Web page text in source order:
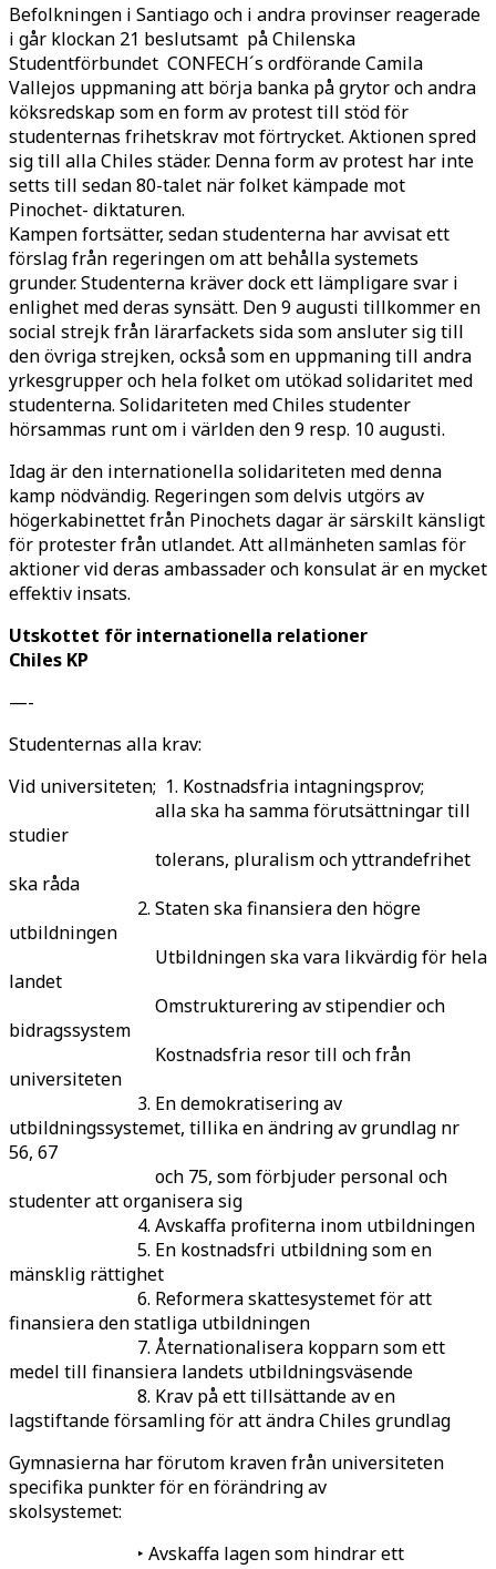
Befolkningen i Santiago och i andra provinser reagerade
i går klockan 21 beslutsamt på Chilenska
Studentförbundet CONFECH´s ordförande Camila
Vallejos uppmaning att börja banka på grytor och andra
köksredskap som en form av protest till stöd för
studenternas frihetskrav mot förtrycket. Aktionen spred
sig till alla Chiles städer. Denna form av protest har inte
setts till sedan 80-talet när folket kämpade mot
Pinochet- diktaturen.
Kampen fortsätter, sedan studenterna har avvisat ett
förslag från regeringen om att behålla systemets
grunder. Studenterna kräver dock ett lämpligare svar i
enlighet med deras synsätt. Den 9 augusti tillkommer en
social strejk från lärarfackets sida som ansluter sig till
den övriga strejken, också som en uppmaning till andra
yrkesgrupper och hela folket om utökad solidaritet med
studenterna. Solidariteten med Chiles studenter
hörsammas runt om i världen den 9 resp. 10 augusti.
Idag är den internationella solidariteten med denna
kamp nödvändig. Regeringen som delvis utgörs av
högerkabinettet från Pinochets dagar är särskilt känsligt
för protester från utlandet. Att allmänheten samlas för
aktioner vid deras ambassader och konsulat är en mycket
effektiv insats.
Utskottet för internationella relationer
Chiles KP
—-
Studenternas alla krav:
Vid universiteten; 1. Kostnadsfria intagningsprov;
alla ska ha samma förutsättningar till
studier
tolerans, pluralism och yttrandefrihet
ska råda
2. Staten ska finansiera den högre
utbildningen
Utbildningen ska vara likvärdig för hela
landet
Omstrukturering av stipendier och
bidragssystem
Kostnadsfria resor till och från
universiteten
3. En demokratisering av
utbildningssystemet, tillika en ändring av grundlag nr
56, 67
och 75, som förbjuder personal och
studenter att organisera sig
4. Avskaffa profiterna inom utbildningen
5. En kostnadsfri utbildning som en
mänsklig rättighet
6. Reformera skattesystemet för att
finansiera den statliga utbildningen
7. Åternationalisera kopparn som ett
medel till finansiera landets utbildningsväsende
8. Krav på ett tillsättande av en
lagstiftande församling för att ändra Chiles grundlag
Gymnasierna har förutom kraven från universiteten
specifika punkter för en förändring av
skolsystemet:
‣ Avskaffa lagen som hindrar ett